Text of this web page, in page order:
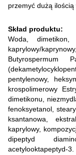
przemyć dużą ilością
Skład produktu:
Woda, dimetikon,
kaprylowy/
Butyrospermum
pentylenowy,
krospolimerowy
dimetikonu,
fenoksyetanol,
ksantanowa,
kaprylowy,
dipeptyd
acetylooktapeptyd-3.